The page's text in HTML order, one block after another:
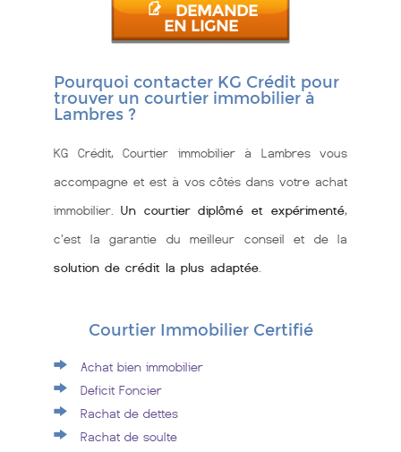
DEMANDE
EN LIGNE
Pourquoi contacter KG Crédit pour
trouver un courtier immobilier à
Lambres ?
KG Crédit, Courtier immobilier à Lambres vous
accompagne et est à vos côtés dans votre achat
immobilier. Un courtier diplômé et expérimenté,
c'est la garantie du meilleur conseil et de la
solution de crédit la plus adaptée
Courtier Immobilier Certifié
Achat bien immobilier
Deficit Foncier
Rachat de dettes
Rachat de soulte